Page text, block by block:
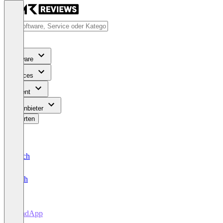
Software
Services
Content
Für Anbieter
Bewerten
Deutsch
English
SendApp